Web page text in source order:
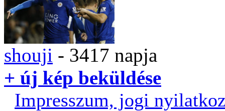
shouji - 3417 napja
+ új kép beküldése
Impresszum, jogi